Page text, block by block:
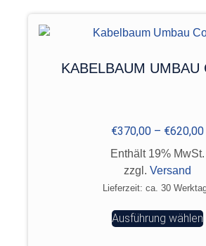
KABELBAUM UMBAU
€370,00 – €620,00
Enthält 19% MwSt.
zzgl. Versand
Lieferzeit: ca. 30
Ausführung wählen